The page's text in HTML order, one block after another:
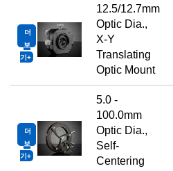
더
보
기
12.5/12.7mm
Optic Dia.,
X-Y
Translating
Optic Mount
더
보
기
5.0 -
100.0mm
Optic Dia.,
Self-
Centering